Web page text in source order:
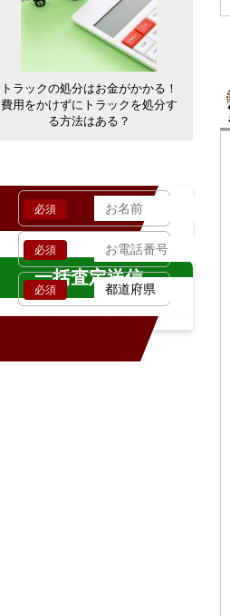
トラックの処分はお金がかかる！
費用をかけずにトラックを処分す
る方法はある？
お客様の情報
必須
必須
必須
車両情報
一括査定送信